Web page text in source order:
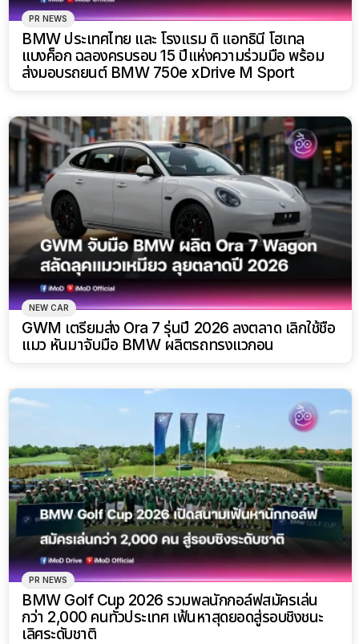
PR NEWS
BMW ประเทศไทย และ โรงแรม ดิ แอทธินี โฮเทล
แบงค็อก ฉลองครบรอบ 15 ปีแห่งความร่วมมือ พร้อม
ส่งมอบรถยนต์ BMW 750e xDrive M Sport
NEW CAR
GWM เตรียมส่ง Ora 7 รุ่นปี 2026 ลงตลาด เลิกใช้ชื่อ
แมว หันมาจับมือ BMW ผลิตรถทรงแวกอน
PR NEWS
BMW Golf Cup 2026 รวมพลนักกอล์ฟสมัครเล่น
กว่า 2,000 คนทั่วประเทศ เฟ้นหาสุดยอดสู่รอบชิงชนะ
เลิศระดับชาติ